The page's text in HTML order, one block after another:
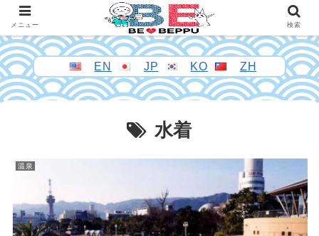
EN JP KO ZH
水着
温泉
メニュー 検索